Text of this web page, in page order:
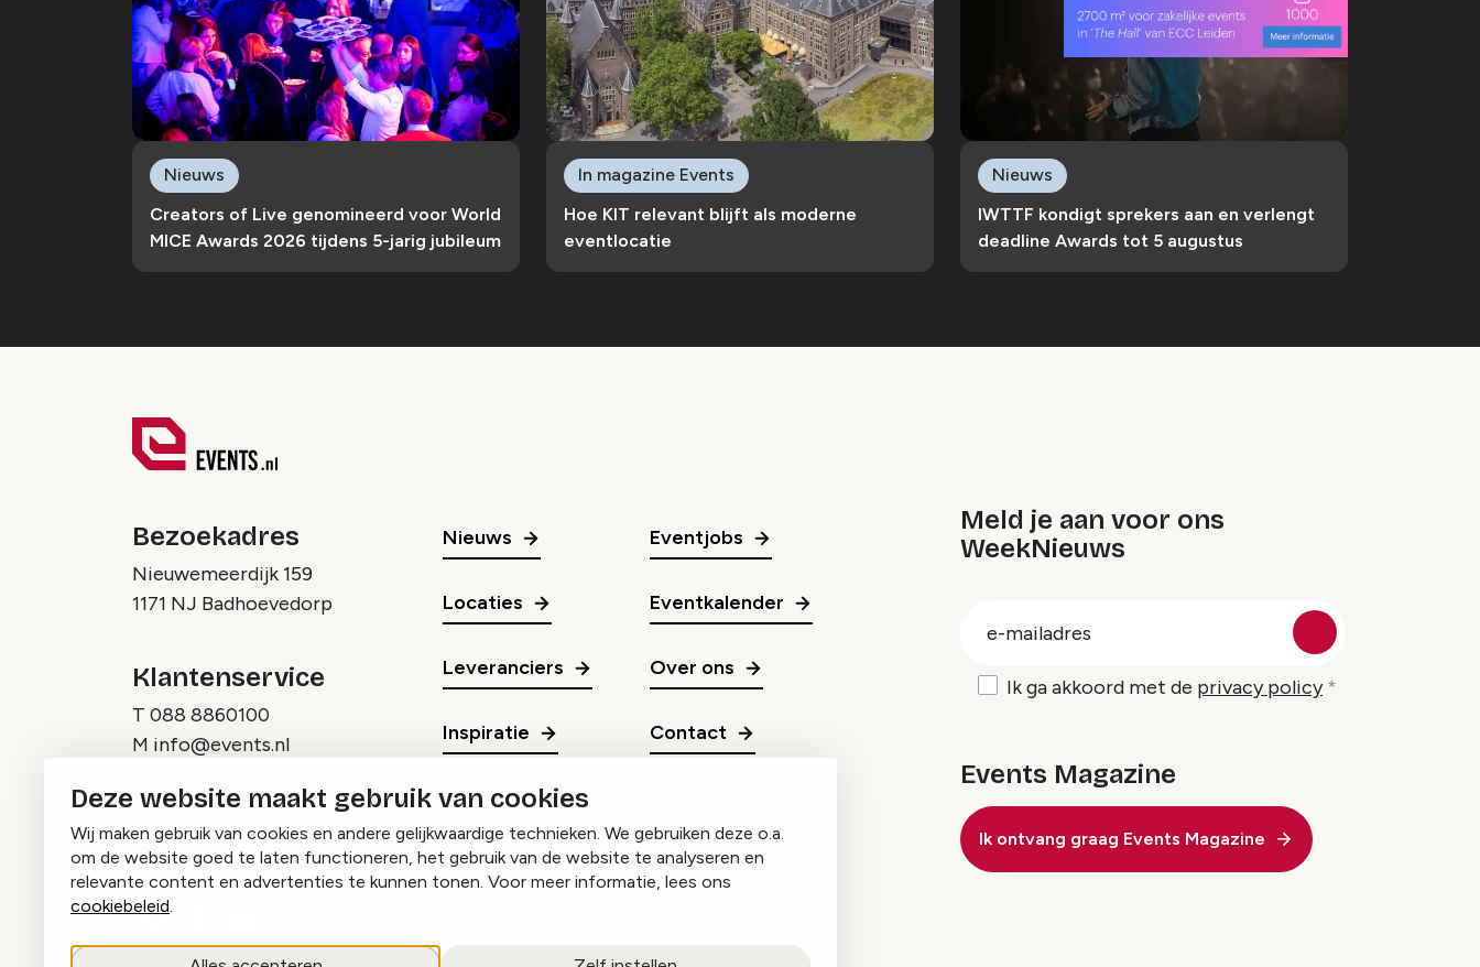
Deze website maakt gebruik van cookies
Wij maken gebruik van cookies en andere gelijkwaardige technieken. We gebruiken deze o.a.
om de website goed te laten functioneren, het gebruik van de website te analyseren en
relevante content en advertenties te kunnen tonen. Voor meer informatie, lees ons
cookiebeleid.
Creators of Live genomineerd voor World
MICE Awards 2026 tijdens 5-jarig jubileum
Nieuws
Hoe KIT relevant blijft als moderne
eventlocatie
In magazine Events
IWTTF kondigt sprekers aan en verlengt
deadline Awards tot 5 augustus
Nieuws
Bezoekadres
Nieuwemeerdijk 159
1171 NJ Badhoevedorp
Klantenservice
T 088 8860100
M info@events.nl
Nieuws
Locaties
Leveranciers
Inspiratie
Eventjobs
Eventkalender
Over ons
Contact
Meld je aan voor ons
WeekNieuws
Ik ga akkoord met de privacy policy
Events Magazine
Ik ontvang graag Events Magazine